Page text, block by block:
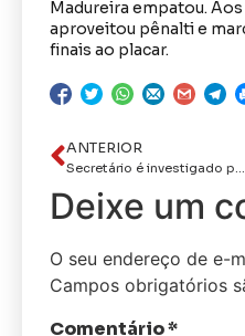
Madureira empatou.
aproveitou pênalti e
finais ao placar.
ANTERIOR
Deixe um
O seu endereço de e-
Campos obrigatórios
Comentário*